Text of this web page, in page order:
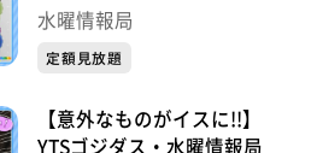
水曜情報局
定額見放題
【意外なものがイスに!!】
YTSゴジダス・水曜情報局